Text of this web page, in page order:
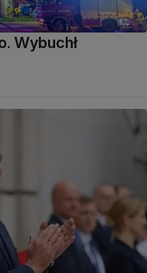
Wybuchł